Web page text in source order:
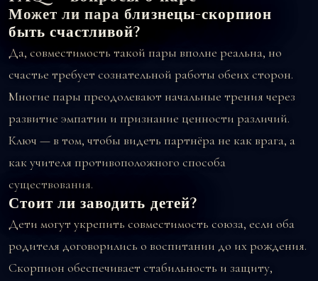
Может ли пара близнецы-скорпион
быть счастливой?
Да, совместимость такой пары вполне реальна, но
счастье требует сознательной работы обеих сторон.
Многие пары преодолевают начальные трения через
развитие эмпатии и признание ценности различий.
Ключ — в том, чтобы видеть партнёра не как врага, а
как учителя противоположного способа
существования.
Стоит ли заводить детей?
Дети могут укрепить совместимость союза, если оба
родителя договорились о воспитании до их рождения.
Скорпион обеспечивает стабильность и защиту,